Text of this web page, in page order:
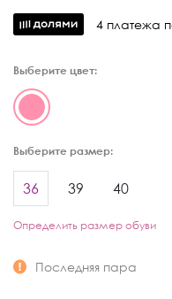
4 платежа
Выберите цвет:
Выберите размер:
36 39 40
Определить размер обуви
Последняя пара